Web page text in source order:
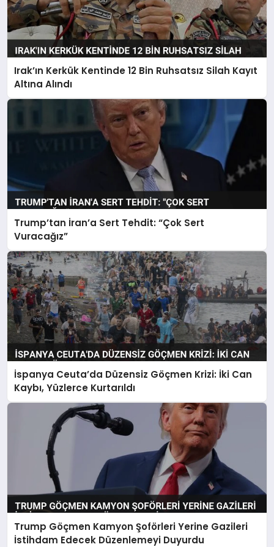
Irak’ın Kerkük Kentinde 12 Bin Ruhsatsız Silah Kayıt
Altına Alındı
Trump’tan İran’a Sert Tehdit: “Çok Sert
Vuracağız”
İspanya Ceuta’da Düzensiz Göçmen Krizi: İki Can
Kaybı, Yüzlerce Kurtarıldı
Trump Göçmen Kamyon Şoförleri Yerine Gazileri
İstihdam Edecek Düzenlemeyi Duyurdu